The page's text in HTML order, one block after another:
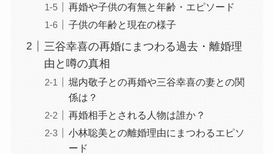
再婚や子供の有無と年齢・エピソード
子供の年齢と現在の様子
三谷幸喜の再婚にまつわる過去・離婚理
由と噂の真相
堀内敬子との再婚や三谷幸喜の妻との関
係は？
再婚相手とされる人物は誰か？
小林聡美との離婚理由にまつわるエピソ
ード